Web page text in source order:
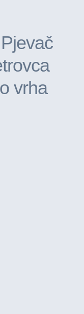
vrha